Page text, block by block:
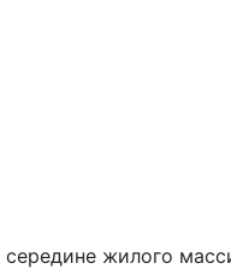
жилого